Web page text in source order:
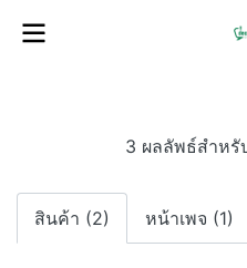
3 ผลลัพธ์สำห
สินค้า (2) หน้าเพจ (1)